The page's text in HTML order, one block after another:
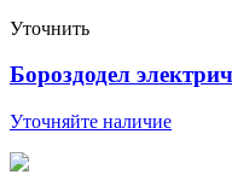
Уточнить
Бороздодел
Уточняйте наличие